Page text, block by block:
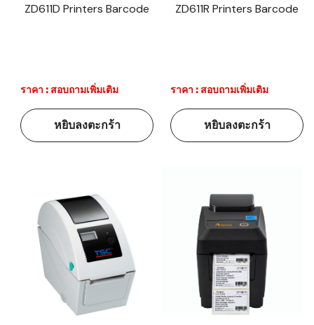
ZD611D Printers Barcode
ราคา : สอบถามเพิ่มเติม
หยิบลงตะกร้า
ZD611R Printers Barcode
ราคา : สอบถามเพิ่มเติม
หยิบลงตะกร้า